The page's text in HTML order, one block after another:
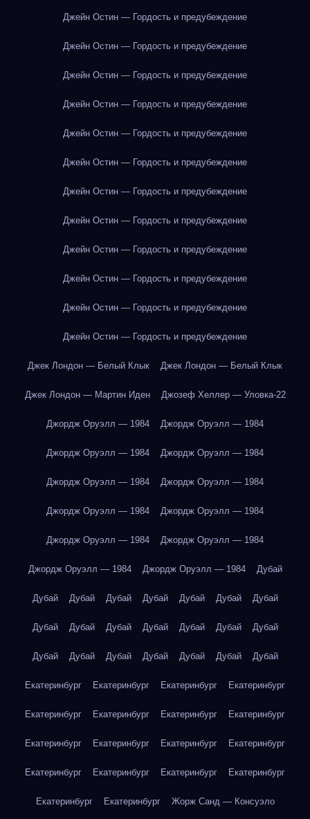
Джейн Остин — Гордость и предубеждение
Джейн Остин — Гордость и предубеждение
Джейн Остин — Гордость и предубеждение
Джейн Остин — Гордость и предубеждение
Джейн Остин — Гордость и предубеждение
Джейн Остин — Гордость и предубеждение
Джейн Остин — Гордость и предубеждение
Джейн Остин — Гордость и предубеждение
Джейн Остин — Гордость и предубеждение
Джейн Остин — Гордость и предубеждение
Джейн Остин — Гордость и предубеждение
Джейн Остин — Гордость и предубеждение
Джек Лондон — Белый Клык Джек Лондон — Белый Клык
Джек Лондон — Мартин Иден Джозеф Хеллер — Уловка-22
Джордж Оруэлл — 1984 Джордж Оруэлл — 1984
Джордж Оруэлл — 1984 Джордж Оруэлл — 1984
Джордж Оруэлл — 1984 Джордж Оруэлл — 1984
Джордж Оруэлл — 1984 Джордж Оруэлл — 1984
Джордж Оруэлл — 1984 Джордж Оруэлл — 1984
Джордж Оруэлл — 1984 Джордж Оруэлл — 1984 Дубай
Дубай Дубай Дубай Дубай Дубай Дубай Дубай
Дубай Дубай Дубай Дубай Дубай Дубай Дубай
Дубай Дубай Дубай Дубай Дубай Дубай Дубай
Екатеринбург Екатеринбург Екатеринбург Екатеринбург
Екатеринбург Екатеринбург Екатеринбург Екатеринбург
Екатеринбург Екатеринбург Екатеринбург Екатеринбург
Екатеринбург Екатеринбург Екатеринбург Екатеринбург
Екатеринбург Екатеринбург Жорж Санд — Консуэло